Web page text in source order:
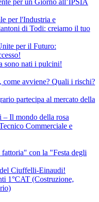
per un Giorno all’IPSIA
per l'Industria e
di Todi: creiamo il tuo
per il Futuro:
sono nati i pulcini!
come avviene? Quali i rischi?
partecipa al mercato della
Il mondo della rosa
Commerciale e
con la "Festa degli
Ciuffelli-Einaudi!
1°CAT (Costruzione,